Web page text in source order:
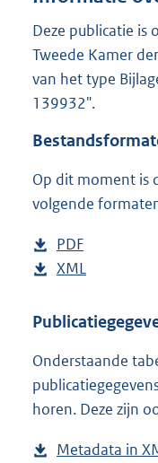
Deze publicatie
Tweede Kamer
van het type
139932".
Op dit moment is
volgende
D
o
n
o
a
d
PDF
e
t
n
d
s
D
w
l
o
a
XML
s
a
n
d
Onderstaande
horen. Deze zijn
Metadata in